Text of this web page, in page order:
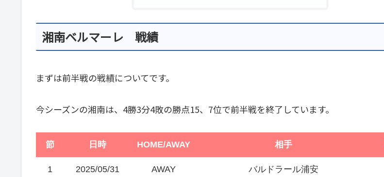
湘南ベルマーレ 戦績
まずは前半戦の戦績についてです。
今シーズンの湘南は、4勝3分4敗の勝点15、7位で前半戦を終了しています。
節 日時 HOME/AWAY 相手
1 2025/05/31 AWAY バルドラール浦安